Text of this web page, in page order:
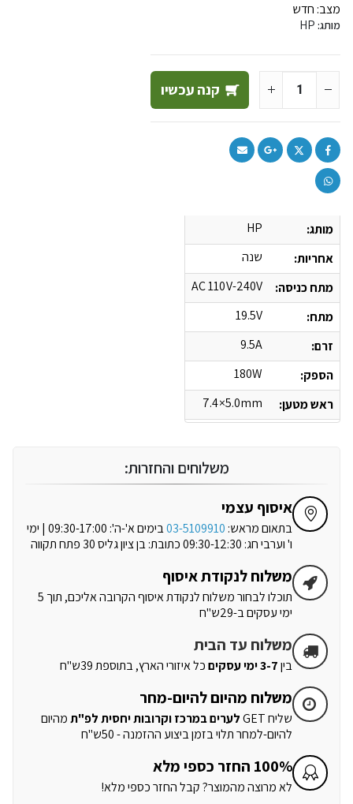
מצב: חדש
מותג: HP
קנה עכשיו
מותג:
HP
אחריות:
שנה
מתח כניסה:
AC 110V-240V
מתח:
19.5V
זרם:
9.5A
הספק:
180W
ראש מטען:
7.4×5.0mm
משלוחים והחזרות:
איסוף עצמי
בתאום מראש: 03-5109910
בימים א'-ה': 09:30-17:00 | ימי
ו' וערבי חג: 09:30-12:30 כתובת: בן ציון גליס 30 פתח תקווה
משלוח לנקודת איסוף
תוכלו לבחור משלוח לנקודת איסוף הקרובה אליכם, תוך 5
ימי עסקים ב-29ש"ח
משלוח עד הבית
בין3-7 ימי עסקים כל איזורי הארץ, בתוספת 39ש"ח
משלוח מהיום להיום-מחר
שליח GET לערים במרכז וקרובות יחסית לפ"תמהיום
להיום-למחר תלוי בזמן ביצוע ההזמנה - 50ש"ח
100% החזר כספי מלא
לא מרוצה מהמוצר? קבל החזר כספי מלא!